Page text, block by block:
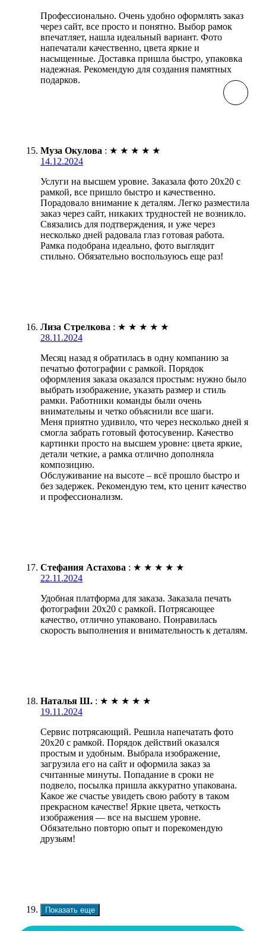
Профессионально. Очень удобно оформлять заказ
через сайт, все просто и понятно. Выбор рамок
впечатляет, нашла идеальный вариант. Фото
напечатали качественно, цвета яркие и
насыщенные. Доставка пришла быстро, упаковка
надежная. Рекомендую для создания памятных
подарков.
Муза Окулова : ★ ★ ★ ★ ★
14.12.2024
Услуги на высшем уровне. Заказала фото 20х20 с
рамкой, все пришло быстро и качественно.
Порадовало внимание к деталям. Легко разместила
заказ через сайт, никаких трудностей не возникло.
Связались для подтверждения, и уже через
несколько дней радовала глаз готовая работа.
Рамка подобрана идеально, фото выглядит
стильно. Обязательно воспользуюсь еще раз!
Лиза Стрелкова : ★ ★ ★ ★ ★
28.11.2024
Месяц назад я обратилась в одну компанию за
печатью фотографии с рамкой. Порядок
оформления заказа оказался простым: нужно было
выбрать изображение, указать размер и стиль
рамки. Работники команды были очень
внимательны и четко объяснили все шаги.
Меня приятно удивило, что через несколько дней я
смогла забрать готовый фотосувенир. Качество
картинки просто на высшем уровне: цвета яркие,
детали четкие, а рамка отлично дополняла
композицию.
Обслуживание на высоте – всё прошло быстро и
без задержек. Рекомендую тем, кто ценит качество
и профессионализм.
Стефания Астахова : ★ ★ ★ ★ ★
22.11.2024
Удобная платформа для заказа. Заказала печать
фотографии 20х20 с рамкой. Потрясающее
качество, отлично упаковано. Понравилась
скорость выполнения и внимательность к деталям.
Наталья Ш. : ★ ★ ★ ★ ★
19.11.2024
Сервис потрясающий. Решила напечатать фото
20х20 с рамкой. Порядок действий оказался
простым и удобным. Выбрала изображение,
загрузила его на сайт и оформила заказ за
считанные минуты. Попадание в сроки не
подвело, посылка пришла аккуратно упакована.
Какое же счастье увидеть свою работу в таком
прекрасном качестве! Яркие цвета, четкость
изображения — все на высшем уровне.
Обязательно повторю опыт и порекомендую
друзьям!
Показать еще